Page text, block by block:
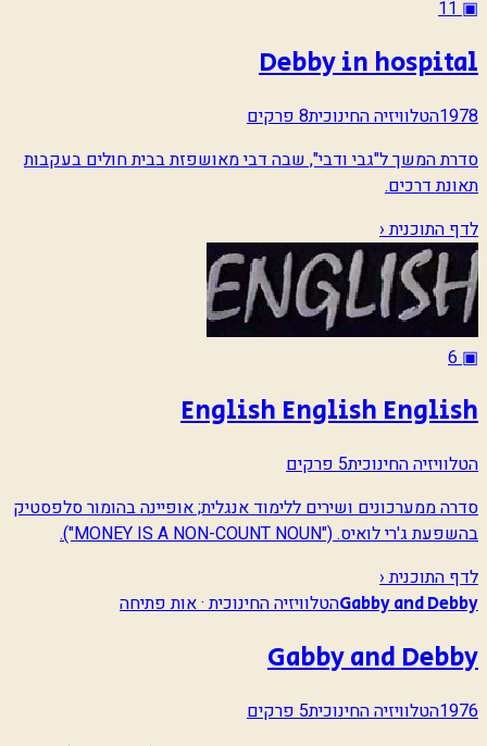
▣
11
Debby in hospital
1978הטלוויזיה החינוכית8 פרקים
סדרת המשך ל"גבי ודבי", שבה דבי מאושפזת בבית חולים בעקבות
תאונת דרכים.
לדף התוכנית ‹
▣
6
English English English
הטלוויזיה החינוכית5 פרקים
סדרה ממערכונים ושירים ללימוד אנגלית; אופיינה בהומור סלפסטיק
בהשפעת ג'רי לואיס. ("MONEY IS A NON-COUNT NOUN").
לדף התוכנית ‹
Gabby and Debbyהטלוויזיה החינוכית · אות פתיחה
Gabby and Debby
1976הטלוויזיה החינוכית5 פרקים